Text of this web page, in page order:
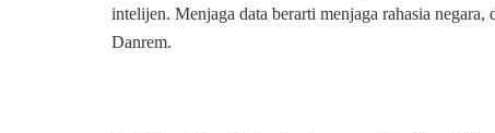
intelijen. Menjaga data berarti menjaga rahasia negara,
Danrem.